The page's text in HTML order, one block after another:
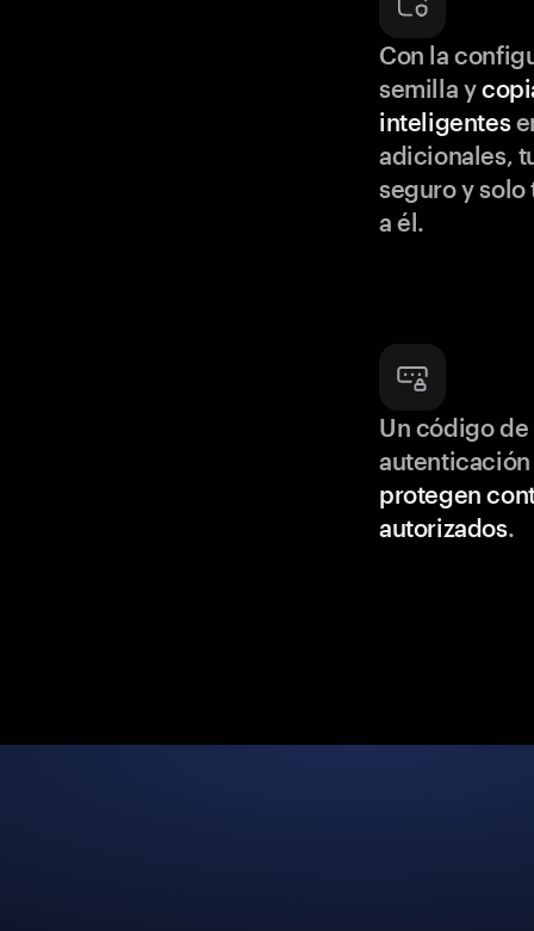
Con la
semilla y
inteligentes
adicionales,
seguro y
a él.
Un código de
protegen
autorizados.